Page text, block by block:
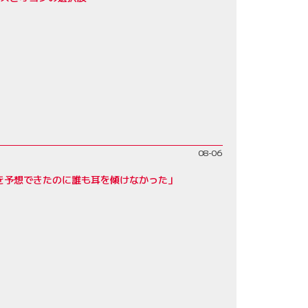
08-06
想できたのに誰も耳を傾けなかった」